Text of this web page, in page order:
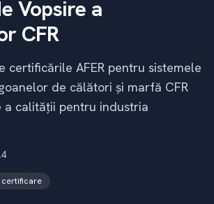
Vopsire a
CFR
certificările AFER pentru sistemele
de călători și marfă CFR
calității pentru industria
certificare